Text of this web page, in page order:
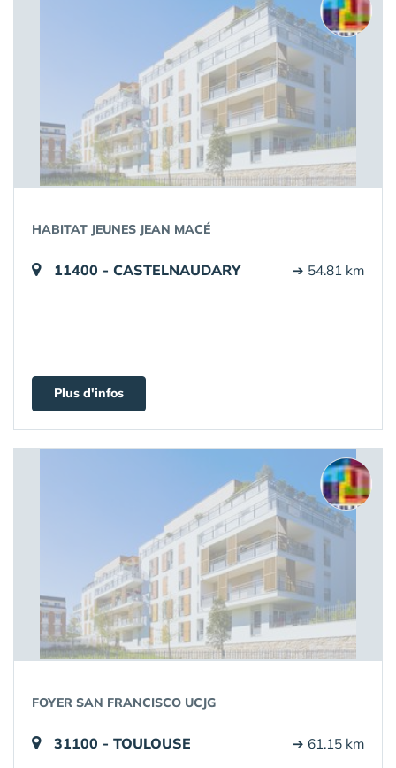
HABITAT JEUNES JEAN MACÉ
11400 - CASTELNAUDARY ➔ 54.81 km
Plus d'infos
FOYER SAN FRANCISCO UCJG
31100 - TOULOUSE ➔ 61.15 km